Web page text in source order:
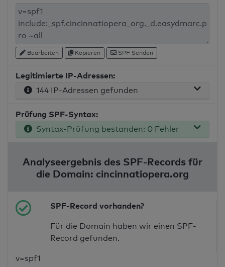
Bearbeiten Kopieren SPF Senden
Legitimierte IP-Adressen:
144 IP-Adressen gefunden
Prüfung SPF-Syntax:
Syntax-Prüfung bestanden: 0 Fehler
Analyseergebnis des SPF-Records für
die Domain: cincinnatiopera.org
SPF-Record vorhanden?
Für die Domain haben wir einen SPF-
Record gefunden.
v=spf1